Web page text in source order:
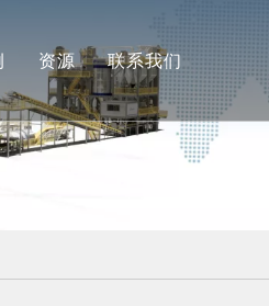
资源
最新消息
联系我们